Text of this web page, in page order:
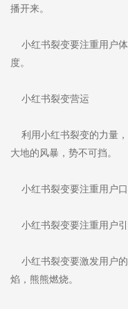
播开来。
小红书裂变要注重用户
度。
小红书裂变营运
利用小红书裂变的力量
大地的风暴，势不可挡。
小红书裂变要注重用户口
小红书裂变要注重用户引
小红书裂变要激发用户的
焰，熊熊燃烧。